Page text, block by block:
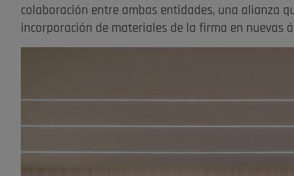
colaboración entre ambas entidades, una alianza
incorporación de materiales de la firma en nuevas